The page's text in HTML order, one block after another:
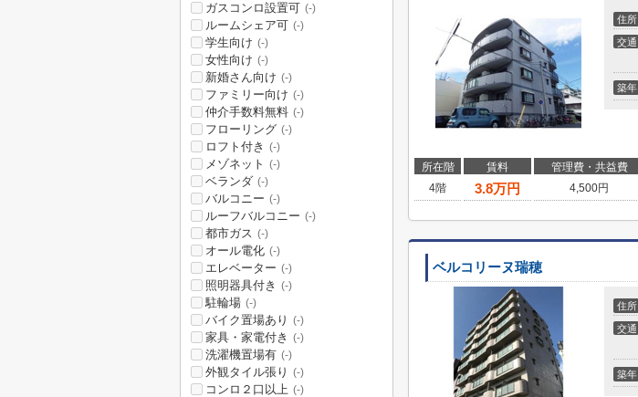
住所
交通
築年
所在階 賃料 管理費・共益費
4階
3.8万円 4,500円
ベルコリーヌ瑞穂
住所
交通
築年
ガスコンロ設置可 (-)
ルームシェア可 (-)
学生向け (-)
女性向け (-)
新婚さん向け (-)
ファミリー向け (-)
仲介手数料無料 (-)
フローリング (-)
ロフト付き (-)
メゾネット (-)
ベランダ (-)
バルコニー (-)
ルーフバルコニー (-)
都市ガス (-)
オール電化 (-)
エレベーター (-)
照明器具付き (-)
駐輪場 (-)
バイク置場あり (-)
家具・家電付き (-)
洗濯機置場有 (-)
外観タイル張り (-)
コンロ２口以上 (-)